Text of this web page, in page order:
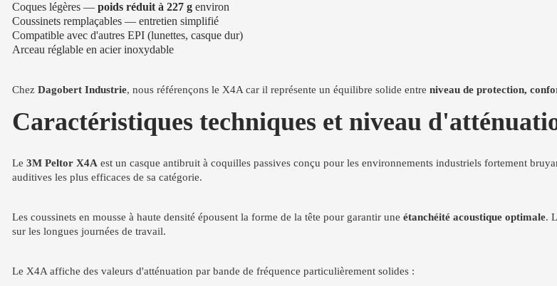
Coques légères — poids réduit à 227 g environ
Coussinets remplaçables — entretien simplifié
Compatible avec d'autres EPI (lunettes, casque dur)
Arceau réglable en acier inoxydable
Chez Dagobert Industrie, nous référençons le X4A car il représente un équilibre solide entre niveau de protection,
Caractéristiques techniques et niveau
Le 3M Peltor X4A est un casque antibruit à coquilles passives conçu pour les environnements industriels fortement
auditives les plus efficaces de sa catégorie.
Les coussinets en mousse à haute densité épousent la forme de la tête pour garantir une étanchéité acoustique optimale.
sur les longues journées de travail.
Le X4A affiche des valeurs d'atténuation par bande de fréquence particulièrement solides :